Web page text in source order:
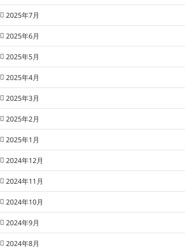
2025年7月
2025年6月
2025年5月
2025年4月
2025年3月
2025年2月
2025年1月
2024年12月
2024年11月
2024年10月
2024年9月
2024年8月